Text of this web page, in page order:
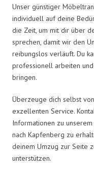
Unser günstiger
individuell auf deine
die Zeit, um mit dir über
sprechen, damit wir den
reibungslos verläuft. Du
professionell arbeiten
bringen.
Überzeuge dich selbst
exzellenten Service.
Informationen zu
nach Kapfenberg zu
deinem Umzug zur Seite
unterstützen.